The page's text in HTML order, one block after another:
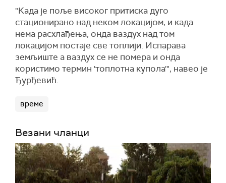
"Када је поље високог притиска дуго
стационирано над неком локацијом, и када
нема расхлађења, онда ваздух над том
локацијом постаје све топлији. Испарава
земљиште а ваздух се не помера и онда
користимо термин 'топлотна купола'", навео је
Ђурђевић.
време
Везани чланци